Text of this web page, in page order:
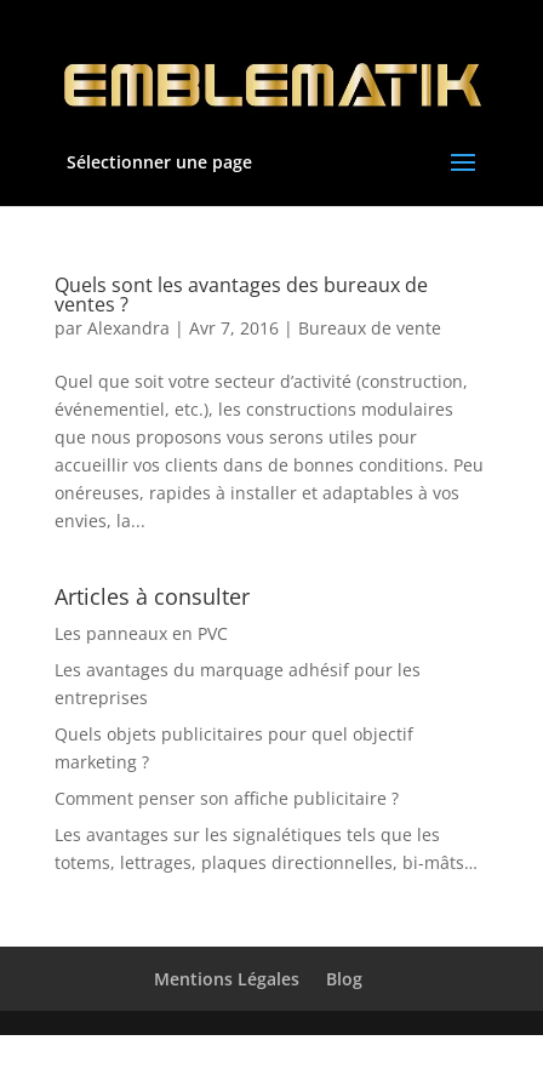
Sélectionner une page
Quels sont les avantages des bureaux de
ventes ?
par Alexandra | Avr 7, 2016| Bureaux de vente
Quel que soit votre secteur d’activité (construction,
événementiel, etc.), les constructions modulaires
que nous proposons vous serons utiles pour
accueillir vos clients dans de bonnes conditions. Peu
onéreuses, rapides à installer et adaptables à vos
envies, la...
Articles à consulter
Les panneaux en PVC
Les avantages du marquage adhésif pour les
entreprises
Quels objets publicitaires pour quel objectif
marketing ?
Comment penser son affiche publicitaire ?
Les avantages sur les signalétiques tels que les
totems, lettrages, plaques directionnelles, bi-mâts…
Mentions Légales Blog